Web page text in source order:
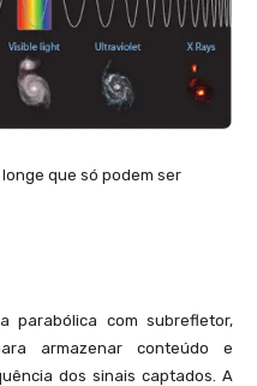
que só podem ser
parabólica com subrefletor,
armazenar conteúdo e
dos sinais captados. A